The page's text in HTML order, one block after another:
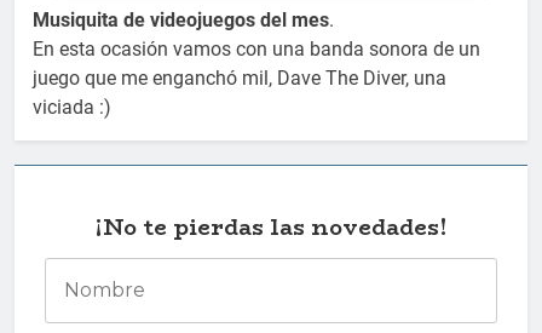
Musiquita de videojuegos del mes.
En esta ocasión vamos con una banda sonora de un
juego que me enganchó mil, Dave The Diver, una
viciada :)
¡No te pierdas las novedades!